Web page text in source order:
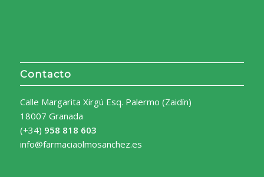
Contacto
Calle Margarita Xirgú Esq. Palermo (Zaidín)
18007 Granada
(+34) 958 818 603
info@farmaciaolmosanchez.es